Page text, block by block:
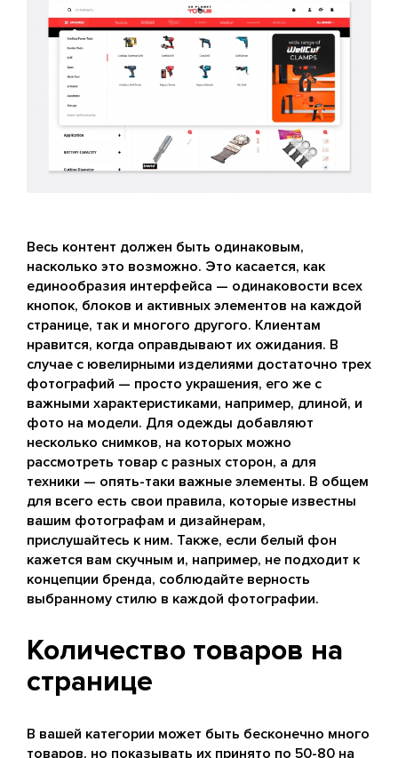
Весь контент должен быть одинаковым,
насколько это возможно. Это касается, как
единообразия интерфейса — одинаковости всех
кнопок, блоков и активных элементов на каждой
странице, так и многого другого. Клиентам
нравится, когда оправдывают их ожидания. В
случае с ювелирными изделиями достаточно трех
фотографий — просто украшения, его же с
важными характеристиками, например, длиной, и
фото на модели. Для одежды добавляют
несколько снимков, на которых можно
рассмотреть товар с разных сторон, а для
техники — опять-таки важные элементы. В общем
для всего есть свои правила, которые известны
вашим фотографам и дизайнерам,
прислушайтесь к ним. Также, если белый фон
кажется вам скучным и, например, не подходит к
концепции бренда, соблюдайте верность
выбранному стилю в каждой фотографии.
Количество товаров на
странице
В вашей категории может быть бесконечно много
товаров, но показывать их принято по 50-80 на